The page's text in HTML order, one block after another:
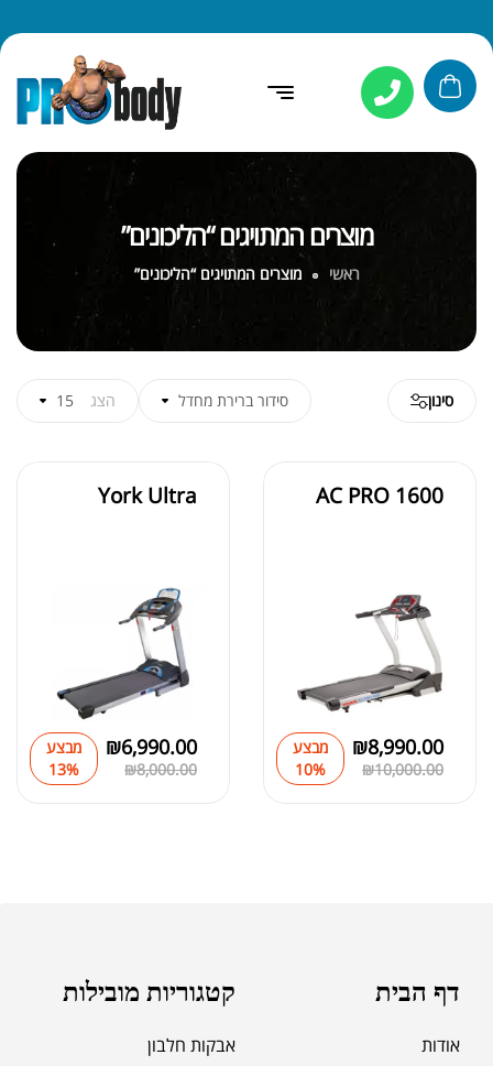
מוצרים המתויגים “הליכונים”
ראשי מוצרים המתויגים “הליכונים”
סינון סידור ברירת מחדל הצג 15
AC PRO 1600
₪10,000.00
₪8,990.00
מבצע
10%
York Ultra
₪8,000.00
₪6,990.00
מבצע
13%
דף הבית
אודות
קטגוריות מובילות
אבקות חלבון